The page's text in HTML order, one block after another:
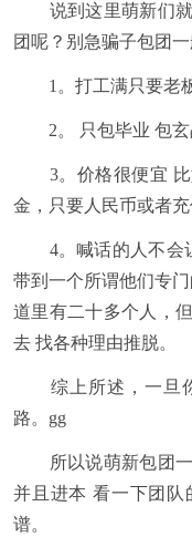
说到这里萌新们就
团呢？别急骗子包团
1。打工满只要老
2。 只包毕业 包玄
3。价格很便宜 比
金，只要人民币或者充
4。喊话的人不会
带到一个所谓他们专
道里有二十多个人，
去 找各种理由推脱。
综上所述，一旦你
路。gg
所以说萌新包团一
并且进本 看一下团队
谱。